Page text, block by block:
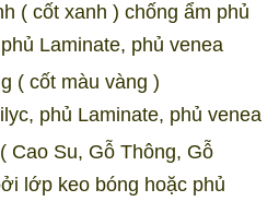
( cốt xanh ) chống ẩm phủ
Laminate, phủ venea
( cốt màu vàng )
phủ Laminate, phủ venea
Cao Su, Gỗ Thông, Gỗ
lớp keo bóng hoặc phủ